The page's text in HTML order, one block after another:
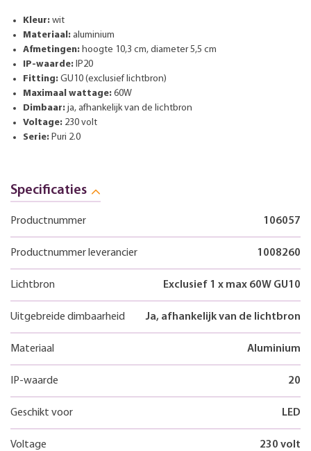
Kleur: wit
Materiaal: aluminium
Afmetingen: hoogte 10,3 cm, diameter 5,5 cm
IP-waarde: IP20
Fitting: GU10 (exclusief lichtbron)
Maximaal wattage: 60W
Dimbaar: ja, afhankelijk van de lichtbron
Voltage: 230 volt
Serie: Puri 2.0
Specificaties
Productnummer 106057
Productnummer leverancier 1008260
Lichtbron Exclusief 1 x max 60W GU10
Uitgebreide dimbaarheid Ja, afhankelijk van de lichtbron
Materiaal Aluminium
IP-waarde 20
Geschikt voor LED
Voltage 230 volt